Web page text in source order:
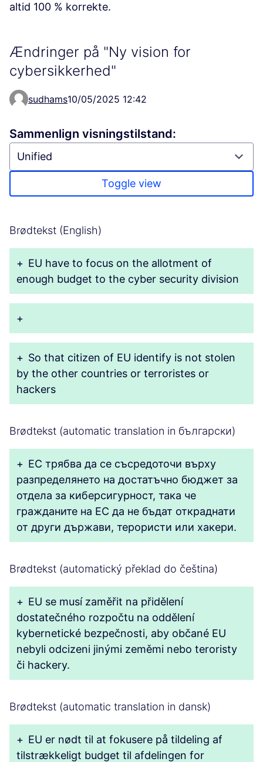
altid 100 % korrekte.
Ændringer på "Ny vision for
cybersikkerhed"
sudhams10/05/2025 12:42
Sammenlign visningstilstand:
Toggle view
Brødtekst (English)
+ EU have to focus on the allotment of
enough budget to the cyber security division
+
+ So that citizen of EU identify is not stolen
by the other countries or terroristes or
hackers
Brødtekst (automatic translation in български)
+ ЕС трябва да се съсредоточи върху
разпределянето на достатъчно бюджет за
отдела за киберсигурност, така че
гражданите на ЕС да не бъдат откраднати
от други държави, терористи или хакери.
Brødtekst (automatický překlad do čeština)
+ EU se musí zaměřit na přidělení
dostatečného rozpočtu na oddělení
kybernetické bezpečnosti, aby občané EU
nebyli odcizeni jinými zeměmi nebo teroristy
či hackery.
Brødtekst (automatic translation in dansk)
+ EU er nødt til at fokusere på tildeling af
tilstrækkeligt budget til afdelingen for